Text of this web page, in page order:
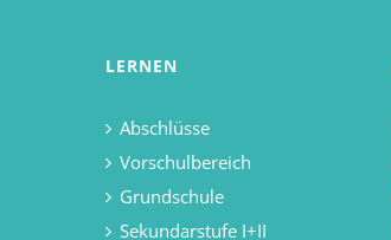
LERNEN
Abschlüsse
Vorschulbereich
Grundschule
Sekundarstufe I+II